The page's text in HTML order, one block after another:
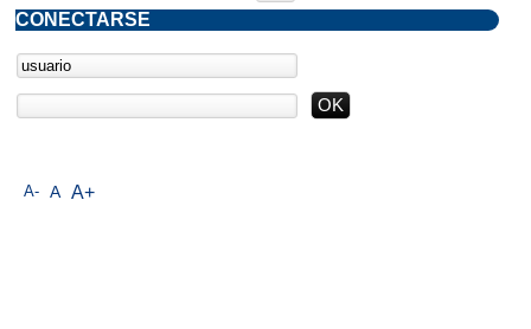
A- A A+
CONECTARSE